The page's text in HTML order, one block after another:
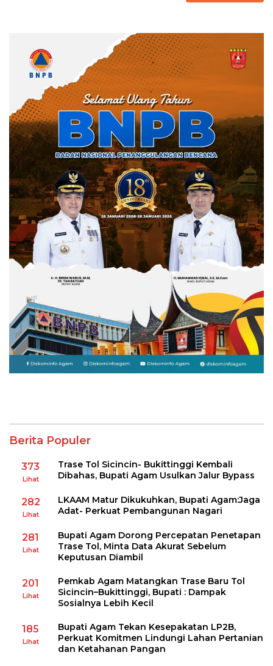
Berita Populer
373
Lihat
Trase Tol Sicincin- Bukittinggi Kembali
Dibahas, Bupati Agam Usulkan Jalur Bypass
282
Lihat
LKAAM Matur Dikukuhkan, Bupati Agam:Jaga
Adat- Perkuat Pembangunan Nagari
281
Lihat
Bupati Agam Dorong Percepatan Penetapan
Trase Tol, Minta Data Akurat Sebelum
Keputusan Diambil
201
Lihat
Pemkab Agam Matangkan Trase Baru Tol
Sicincin–Bukittinggi, Bupati : Dampak
Sosialnya Lebih Kecil
185
Lihat
Bupati Agam Tekan Kesepakatan LP2B,
Perkuat Komitmen Lindungi Lahan Pertanian
dan Ketahanan Pangan